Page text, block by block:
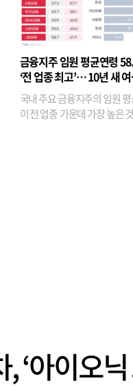
금융지주 임원 평균연령
‘전 업종 최고’… 10년 새
원은 14배 껑충
국내 주요 금융지주의 임원
이 전 업종 가운데 가장 높은
‘아이오